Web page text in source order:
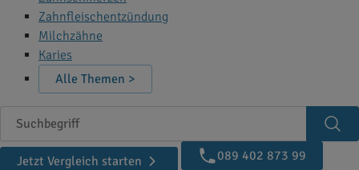
Zahnfleischentzündung
Milchzähne
Karies
Alle Themen >
Suchbegriff
Jetzt Vergleich starten
089 402 873 99